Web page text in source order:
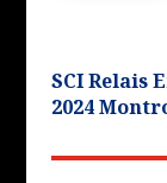
SCI Relais
2024